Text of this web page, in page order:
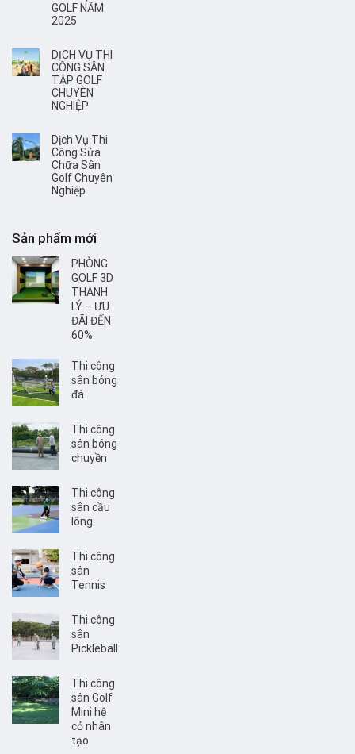
GOLF NĂM
2025
DỊCH VỤ THI
CÔNG SÂN
TẬP GOLF
CHUYÊN
NGHIỆP
Dịch Vụ Thi
Công Sửa
Chữa Sân
Golf Chuyên
Nghiệp
Sản phẩm mới
PHÒNG
GOLF 3D
THANH
LÝ – ƯU
ĐÃI ĐẾN
60%
Thi công
sân bóng
đá
Thi công
sân bóng
chuyền
Thi công
sân cầu
lông
Thi công
sân
Tennis
Thi công
sân
Pickleball
Thi công
sân Golf
Mini hệ
cỏ nhân
tạo